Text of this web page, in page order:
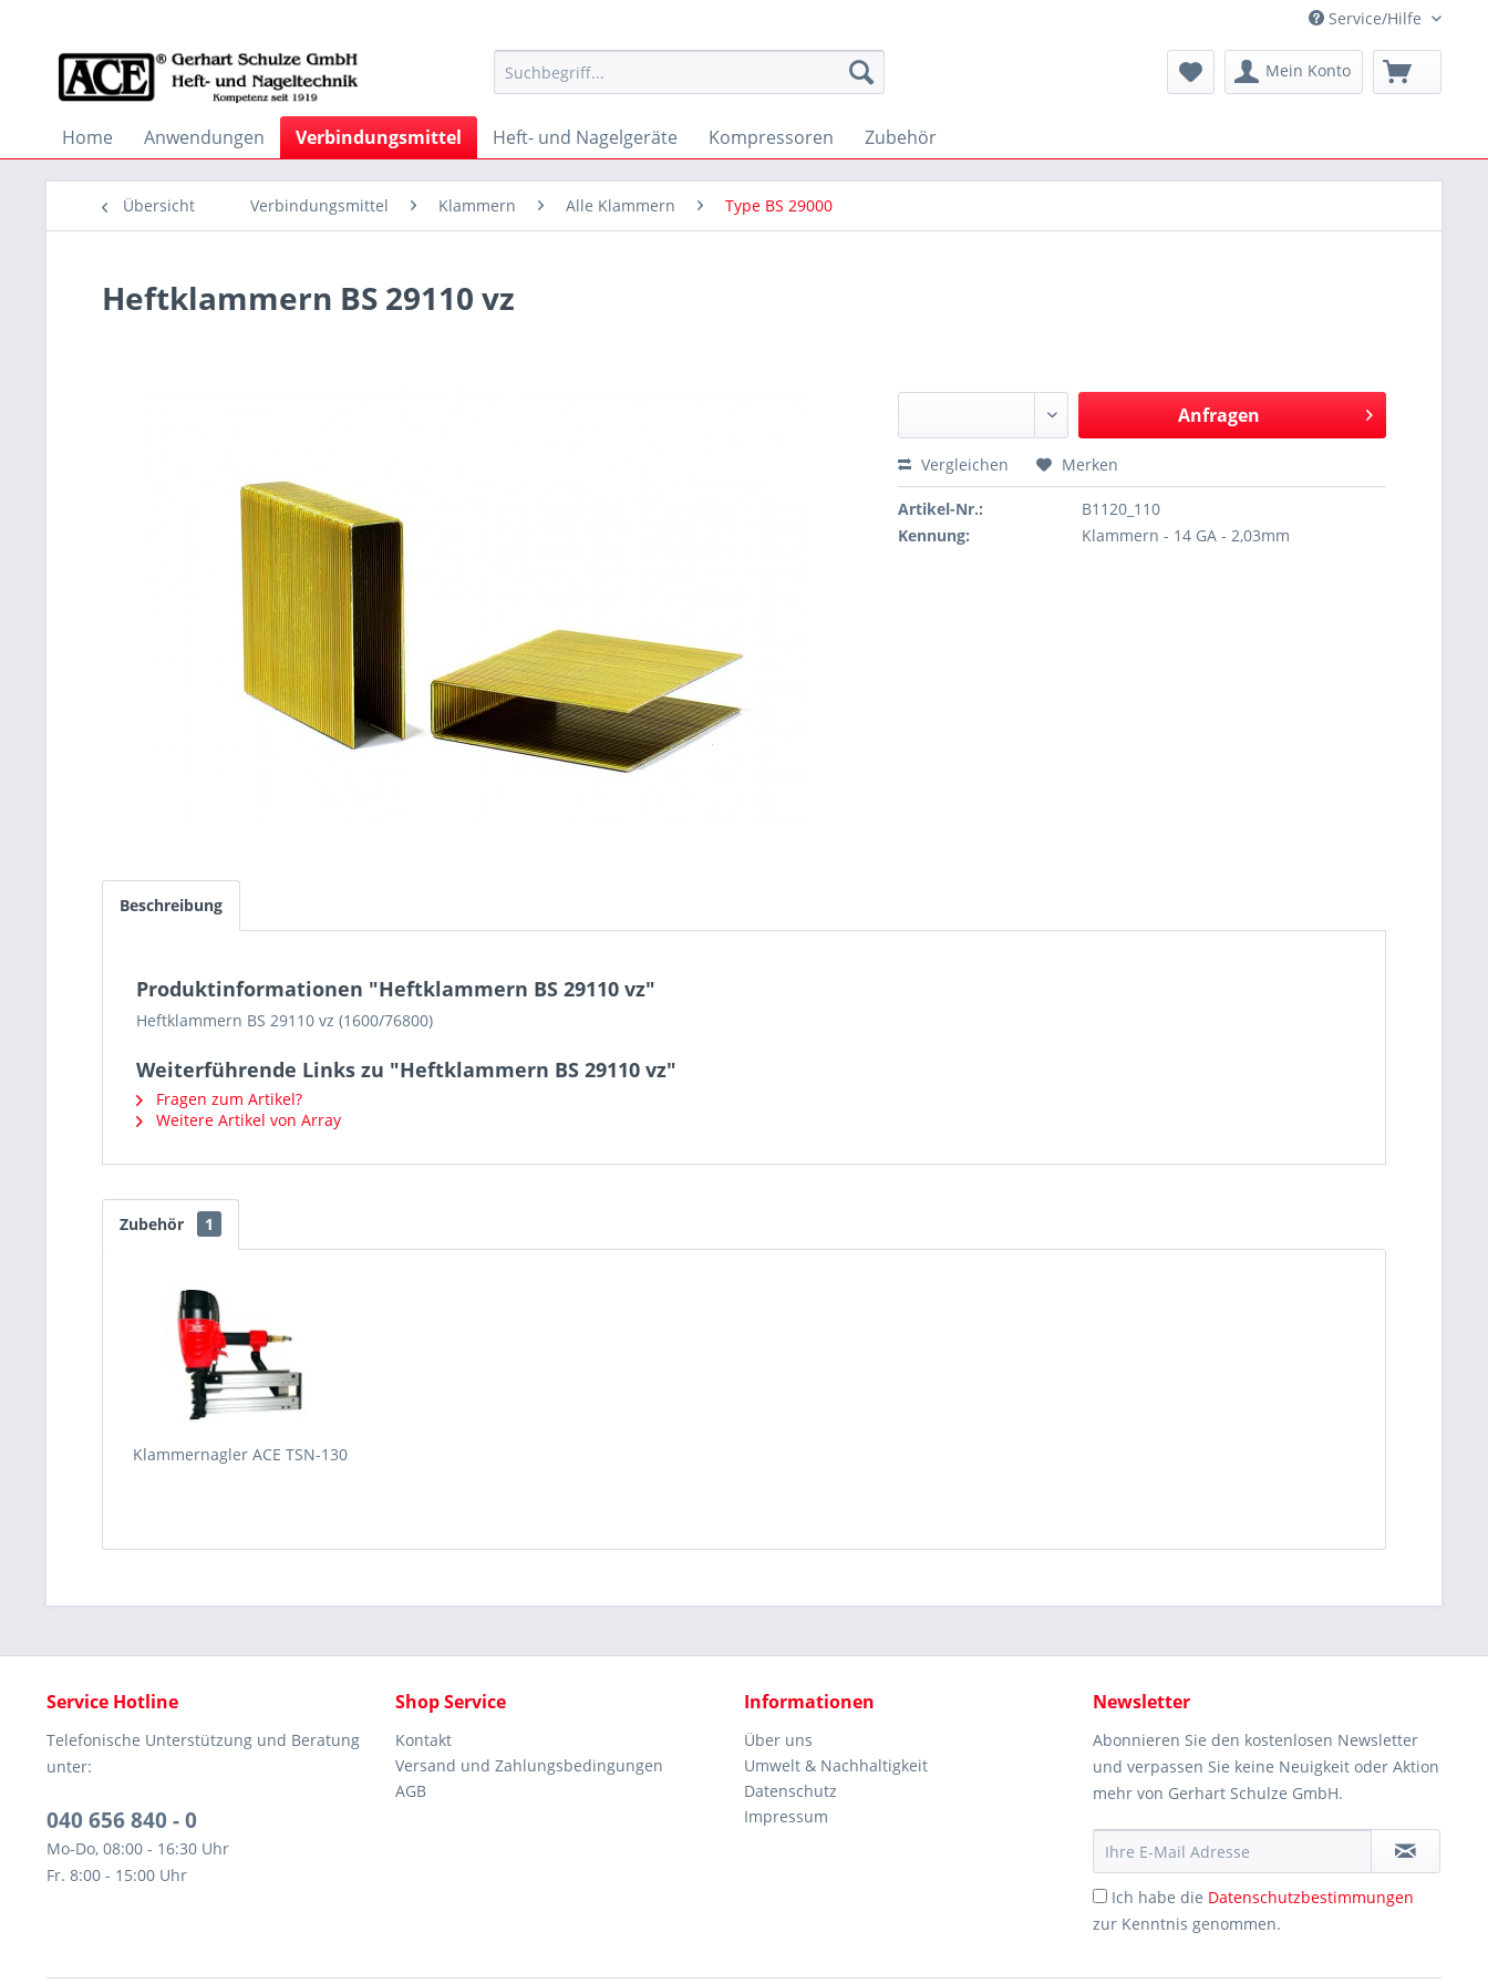
Service/Hilfe
Mein Konto
Home Anwendungen Verbindungsmittel Heft- und Nagelgeräte Kompressoren Zubehör
Übersicht Verbindungsmittel Klammern Alle Klammern Type BS 29000
Heftklammern BS 29110 vz
Anfragen
Vergleichen Merken
Artikel-Nr.:
B1120_110
Kennung:
Klammern - 14 GA - 2,03mm
Beschreibung
Produktinformationen "Heftklammern BS 29110 vz"
Heftklammern BS 29110 vz (1600/76800)
Weiterführende Links zu "Heftklammern BS 29110 vz"
Fragen zum Artikel?
Weitere Artikel von Array
Zubehör 1
Klammernagler ACE TSN-130
Service Hotline
Telefonische Unterstützung und Beratung
unter:
040 656 840 - 0
Mo-Do, 08:00 - 16:30 Uhr
Fr. 8:00 - 15:00 Uhr
Shop Service
Kontakt
Versand und Zahlungsbedingungen
AGB
Informationen
Über uns
Umwelt & Nachhaltigkeit
Datenschutz
Impressum
Newsletter
Abonnieren Sie den kostenlosen Newsletter
und verpassen Sie keine Neuigkeit oder Aktion
mehr von Gerhart Schulze GmbH.
Ich habe die Datenschutzbestimmungen
zur Kenntnis genommen.